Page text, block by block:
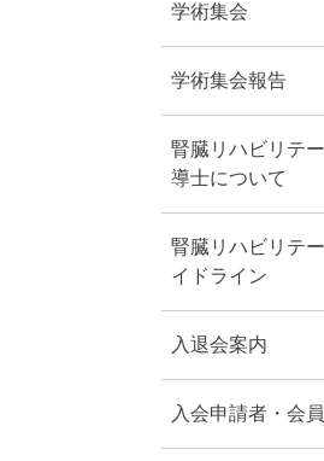
学術集会
学術集会報告
腎臓リハビリテ
導士について
腎臓リハビリテ
イドライン
入退会案内
入会申請者・会